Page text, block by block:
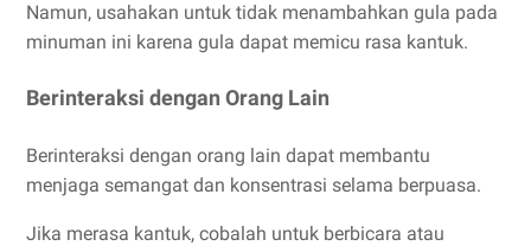
Namun, usahakan untuk tidak menambahkan gula pada
minuman ini karena gula dapat memicu rasa kantuk.
Berinteraksi dengan Orang Lain
Berinteraksi dengan orang lain dapat membantu
menjaga semangat dan konsentrasi selama berpuasa.
Jika merasa kantuk, cobalah untuk berbicara atau